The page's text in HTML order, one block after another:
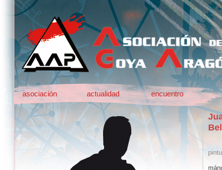
asociación actualidad encuentro